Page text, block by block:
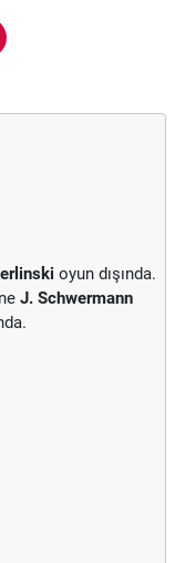
oyun dışında.
J. Schwermann